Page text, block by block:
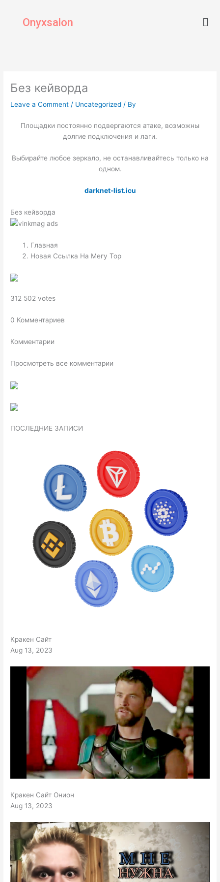
contentOnyxsalon
Без кейворда
Leave a Comment / Uncategorized / By
Площадки постоянно подвергаются атаке, возможны
долгие подключения и лаги.
Выбирайте любое зеркало, не останавливайтесь только на
одном.
darknet-list.icu
Без кейворда
Главная
Новая Ссылка На Мегу Тор
312 502 votes
0 Комментариев
Комментарии
Просмотреть все комментарии
ПОСЛЕДНИЕ ЗАПИСИ
Кракен Сайт
Aug 13, 2023
Кракен Сайт Онион
Aug 13, 2023